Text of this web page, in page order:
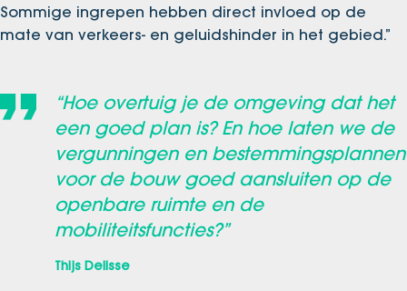
Sommige ingrepen hebben direct invloed op de
mate van verkeers- en geluidshinder in het gebied.”
“Hoe overtuig je de omgeving dat het
een goed plan is? En hoe laten we de
vergunningen en bestemmingsplannen
voor de bouw goed aansluiten op de
openbare ruimte en de
mobiliteitsfuncties?”
Thijs Delisse